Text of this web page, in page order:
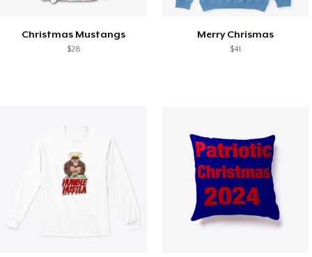
Christmas Mustangs
$28
Merry Chrismas
$41